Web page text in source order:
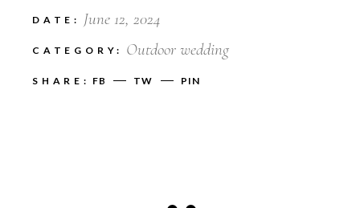
DATE: June 12, 2024
CATEGORY: Outdoor wedding
SHARE: FB TW PIN